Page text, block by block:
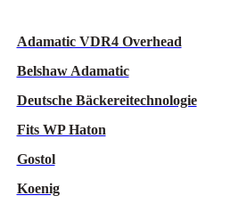
Adamatic VDR4 Overhead
Belshaw Adamatic
Deutsche Bäckereitechnologie
Fits WP Haton
Gostol
Koenig